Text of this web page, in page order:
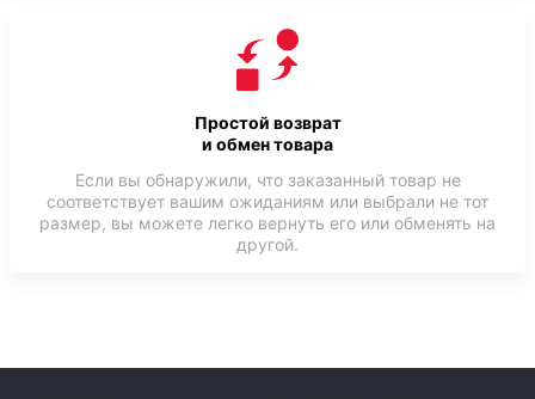
Простой возврат
и обмен товара
Если вы обнаружили, что заказанный товар не
соответствует вашим ожиданиям или выбрали не тот
размер, вы можете легко вернуть его или обменять на
другой.